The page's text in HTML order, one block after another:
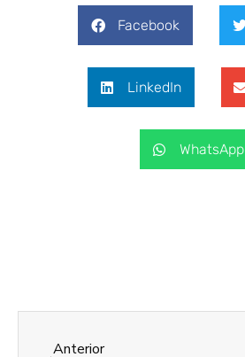
Facebook
LinkedIn
WhatsApp
Anterior